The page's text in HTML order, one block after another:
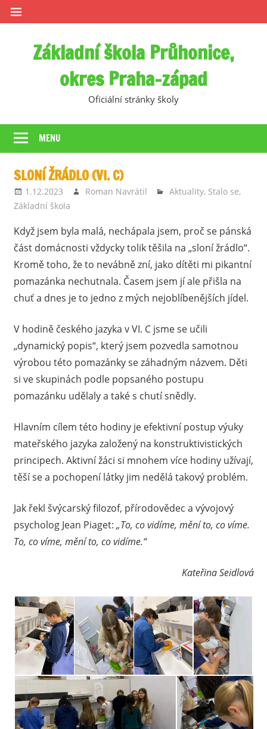
Skip
to
Základní škola Průhonice,
okres Praha-západ
Oficiální stránky školy
MENU
SLONÍ ŽRÁDLO (VI. C)
1.12.2023 Roman Navrátil Aktuality, Stalo se,
Základní škola
Když jsem byla malá, nechápala jsem, proč se pánská
část domácnosti vždycky tolik těšila na „sloní žrádlo“.
Kromě toho, že to nevábně zní, jako dítěti mi pikantní
pomazánka nechutnala. Časem jsem jí ale přišla na
chuť a dnes je to jedno z mých nejoblíbenějších jídel.
V hodině českého jazyka v VI. C jsme se učili
„dynamický popis“, který jsem pozvedla samotnou
výrobou této pomazánky se záhadným názvem. Děti
si ve skupinách podle popsaného postupu
pomazánku udělaly a také s chutí snědly.
Hlavním cílem této hodiny je efektivní postup výuky
mateřského jazyka založený na konstruktivistických
principech. Aktivní žáci si mnohem více hodiny užívají,
těší se a pochopení látky jim nedělá takový problém.
Jak řekl švýcarský filozof, přírodovědec a vývojový
psycholog Jean Piaget: „To, co vidíme, mění to, co víme.
To, co víme, mění to, co vidíme.“
Kateřina Seidlová